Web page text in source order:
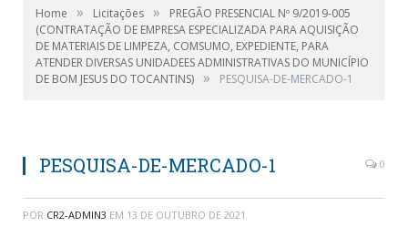
Home » Licitações »
PREGÃO PRESENCIAL Nº 9/2019-005
(CONTRATAÇÃO DE EMPRESA ESPECIALIZADA PARA AQUISIÇÃO
DE MATERIAIS DE LIMPEZA, COMSUMO, EXPEDIENTE, PARA
ATENDER DIVERSAS UNIDADEES ADMINISTRATIVAS DO MUNICÍPIO
DE BOM JESUS DO TOCANTINS) » PESQUISA-DE-MERCADO-1
PESQUISA-DE-MERCADO-1 0
POR CR2-ADMIN3 EM 13 DE OUTUBRO DE 2021